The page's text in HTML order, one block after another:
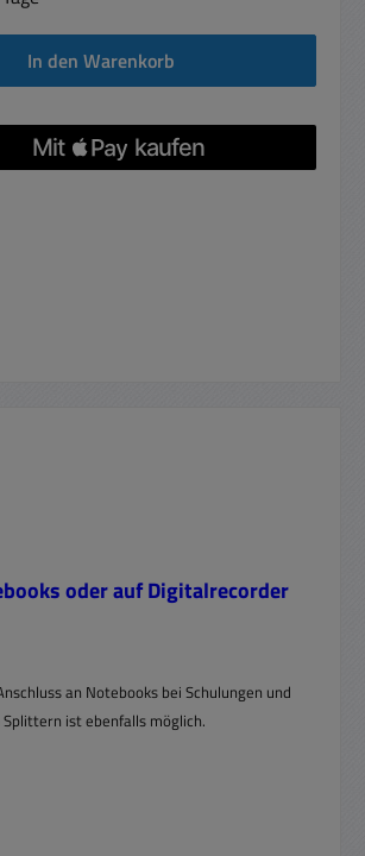
ein oder benutze die Schaltflächen um die
In den Warenkorb
oder auf Digitalrecorder
an Notebooks bei Schulungen und
ist ebenfalls möglich.